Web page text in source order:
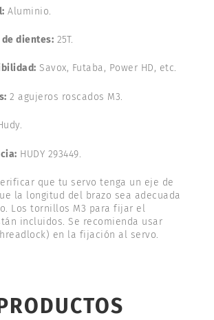
Aluminio.
de dientes: 25T.
Savox, Futaba, Power HD, etc.
2 agujeros roscados M3.
HUDY 293449.
que tu servo tenga un eje de
la longitud del brazo sea adecuada
Los tornillos M3 para fijar el
incluidos. Se recomienda usar
en la fijación al servo.